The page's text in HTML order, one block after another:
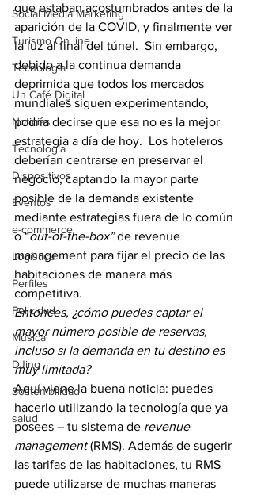
Social Media Marketing
Turismo On line
Tecnología
Un Café Digital
Noticias
Tecnología
Dispositivos
Eventos
e-commerce
Logística
Perfiles
Felicidad
Música
DJing
Sostenibilidad
salud
que estaban acostumbrados antes de la
aparición de la COVID, y finalmente ver
la luz al final del túnel.  Sin embargo,
debido a la continua demanda
deprimida que todos los mercados
mundiales siguen experimentando,
podría decirse que esa no es la mejor
estrategia a día de hoy.  Los hoteleros
deberían centrarse en preservar el
negocio, captando la mayor parte
posible de la demanda existente
mediante estrategias fuera de lo común
o “out-of-the-box” de revenue
management para fijar el precio de las
habitaciones de manera más
competitiva.
Entonces, ¿cómo puedes captar el
mayor número posible de reservas,
incluso si la demanda en tu destino es
muy limitada?
Aquí viene la buena noticia: puedes
hacerlo utilizando la tecnología que ya
posees – tu sistema de revenue
management (RMS). Además de sugerir
las tarifas de las habitaciones, tu RMS
puede utilizarse de muchas maneras